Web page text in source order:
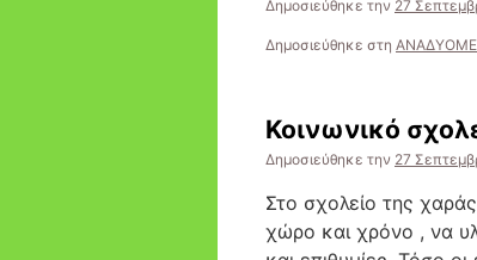
Δημοσιεύθηκε την 27
Δημοσιεύθηκε στη
Κοινωνικό
Δημοσιεύθηκε την 27
Στο σχολείο της
χώρο και χρόνο , να